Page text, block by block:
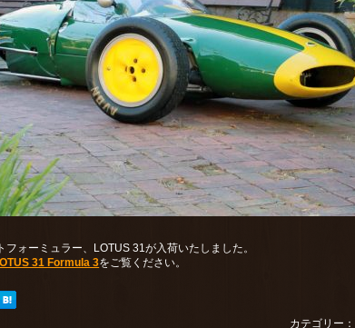
フォーミュラー、LOTUS 31が入荷いたしました。
31 Formula 3をご覧ください。
カテゴリー：